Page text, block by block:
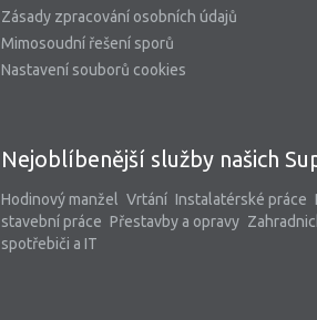
Zásady zpracování osobních údajů
Mimosoudní řešení sporů
Nastavení souborů cookies
Nejoblíbenější služby našich
Hodinový manžel Vrtání Instalatérské práce
stavební práce Přestavby a opravy
spotřebiči a IT